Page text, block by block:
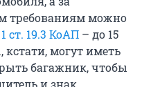
требованиям можно
ст. 19.3 КоАП – до 15
могут иметь
багажник, чтобы
и знак.